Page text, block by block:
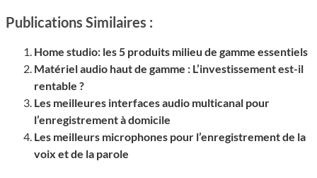
Publications Similaires :
Home studio: les 5 produits milieu de gamme essentiels
Matériel audio haut de gamme : L’investissement est-il
rentable ?
Les meilleures interfaces audio multicanal pour
l’enregistrement à domicile
Les meilleurs microphones pour l’enregistrement de la
voix et de la parole